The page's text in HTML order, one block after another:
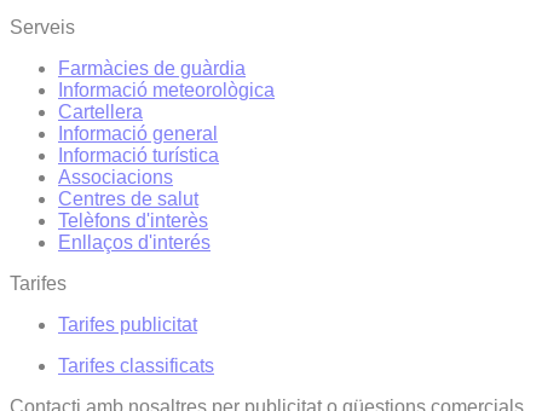
Serveis
Farmàcies de guàrdia
Informació meteorològica
Cartellera
Informació general
Informació turística
Associacions
Centres de salut
Telèfons d'interès
Enllaços d'interés
Tarifes
Tarifes publicitat
Tarifes classificats